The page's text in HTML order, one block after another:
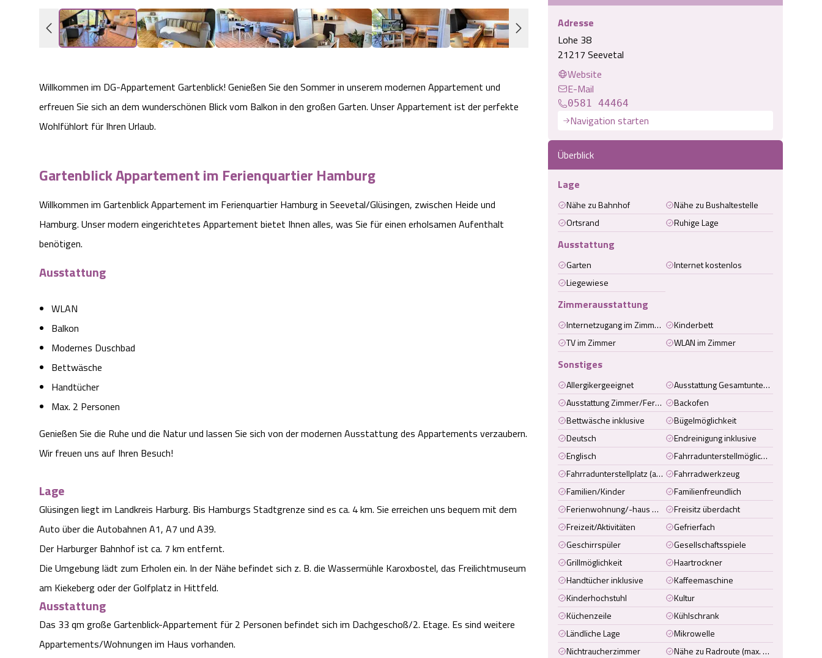
Willkommen im DG-Appartement Gartenblick! Genießen Sie den Sommer in unserem modernen Appartement und
erfreuen Sie sich an dem wunderschönen Blick vom Balkon in den großen Garten. Unser Appartement ist der perfekte
Wohlfühlort für Ihren Urlaub.
Gartenblick Appartement im Ferienquartier Hamburg
Willkommen im Gartenblick Appartement im Ferienquartier Hamburg in Seevetal/Glüsingen, zwischen Heide und
Hamburg. Unser modern eingerichtetes Appartement bietet Ihnen alles, was Sie für einen erholsamen Aufenthalt
benötigen.
Ausstattung
WLAN
Balkon
Modernes Duschbad
Bettwäsche
Handtücher
Max. 2 Personen
Genießen Sie die Ruhe und die Natur und lassen Sie sich von der modernen Ausstattung des Appartements verzaubern.
Wir freuen uns auf Ihren Besuch!
Lage
Glüsingen liegt im Landkreis Harburg. Bis Hamburgs Stadtgrenze sind es ca. 4 km. Sie erreichen uns bequem mit dem
Auto über die Autobahnen A1, A7 und A39.
Der Harburger Bahnhof ist ca. 7 km entfernt.
Die Umgebung lädt zum Erholen ein. In der Nähe befindet sich z. B. die Wassermühle Karoxbostel, das Freilichtmuseum
am Kiekeberg oder der Golfplatz in Hittfeld.
Ausstattung
Das 33 qm große Gartenblick-Appartement für 2 Personen befindet sich im Dachgeschoß/2. Etage. Es sind weitere
Appartements/Wohnungen im Haus vorhanden.
Adresse
Lohe 38
21217 Seevetal
Website
E-Mail
0581 44464
Navigation starten
Überblick
Lage
Nähe zu Bahnhof
Nähe zu Bushaltestelle
Ortsrand
Ruhige Lage
Ausstattung
Garten
Internet kostenlos
Liegewiese
Zimmerausstattung
Internetzugang im Zimmer (kabelgebunden)
Kinderbett
TV im Zimmer
WLAN im Zimmer
Sonstiges
Allergikergeeignet
Ausstattung Gesamtunterkunft
Ausstattung Zimmer/Ferienwohnung/Ferienhaus
Backofen
Bettwäsche inklusive
Bügelmöglichkeit
Deutsch
Endreinigung inklusive
Englisch
Fahrradunterstellmöglichkeit
Fahrradunterstellplatz (abschliessbar)
Fahrradwerkzeug
Familien/Kinder
Familienfreundlich
Ferienwohnung/-haus mit WC und Dusche
Freisitz überdacht
Freizeit/Aktivitäten
Gefrierfach
Geschirrspüler
Gesellschaftsspiele
Grillmöglichkeit
Haartrockner
Handtücher inklusive
Kaffeemaschine
Kinderhochstuhl
Kultur
Küchenzeile
Kühlschrank
Ländliche Lage
Mikrowelle
Nichtraucherzimmer
Nähe zu Radroute (max. 5 km entfernt)